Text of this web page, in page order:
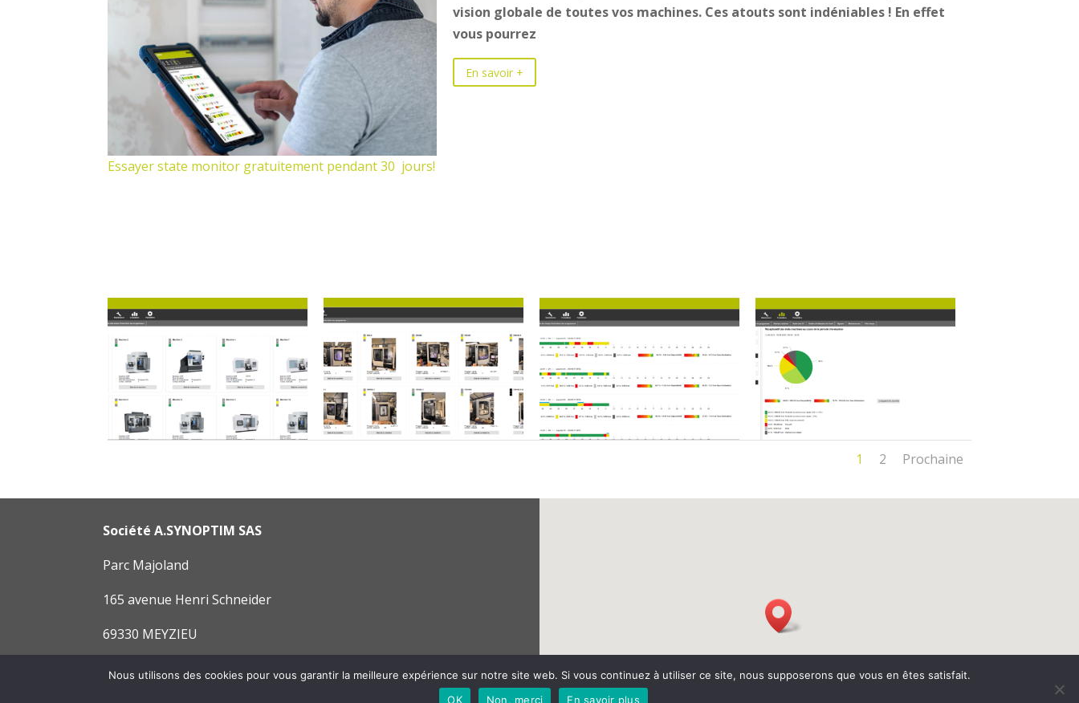
Essayer state monitor gratuitement pendant 30 jours!
vision globale de toutes vos machines. Ces atouts sont indéniables ! En effet
vous pourrez
En savoir +
1 2 Prochaine
Société A.SYNOPTIM SAS
Parc Majoland
165 avenue Henri Schneider
69330 MEYZIEU
Mentions légales
Politique de confidentialité Plan du site
–
Nous utilisons des cookies pour vous garantir la meilleure expérience sur notre site web. Si vous continuez à utiliser ce site, nous supposerons que vous en êtes satisfait.
OK
Non, merci En savoir plus